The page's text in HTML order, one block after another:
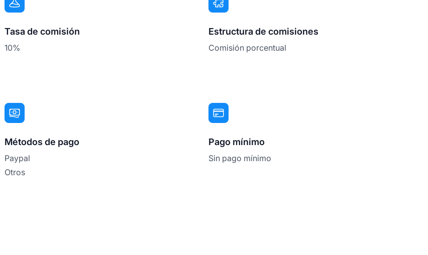
Tasa de comisión
10%
Estructura de comisiones
Comisión porcentual
Métodos de pago
Paypal
Otros
Pago mínimo
Sin pago mínimo